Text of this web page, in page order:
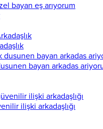
bayan eş arıyorum
bayan arkadas
ilişki arkadaşlığı